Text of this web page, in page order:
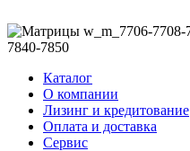
Каталог
О компании
Лизинг и кредитование
Оплата и доставка
Сервис